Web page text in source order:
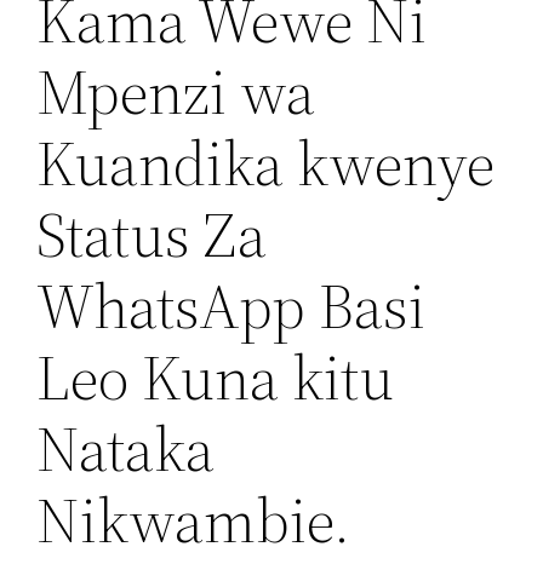
Kama Wewe Ni
Mpenzi wa
Kuandika kwenye
Status Za
WhatsApp Basi
Leo Kuna kitu
Nataka
Nikwambie.